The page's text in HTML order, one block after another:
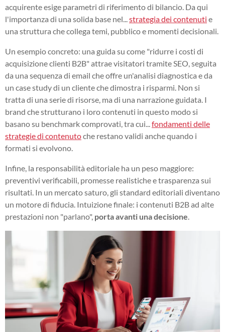
acquirente esige parametri di riferimento di bilancio. Da qui
l'importanza di una solida base nel... strategia dei contenuti e
una struttura che collega temi, pubblico e momenti decisionali.
Un esempio concreto: una guida su come "ridurre i costi di
acquisizione clienti B2B" attrae visitatori tramite SEO, seguita
da una sequenza di email che offre un'analisi diagnostica e da
un case study di un cliente che dimostra i risparmi. Non si
tratta di una serie di risorse, ma di una narrazione guidata. I
brand che strutturano i loro contenuti in questo modo si
basano su benchmark comprovati, tra cui... fondamenti delle
strategie di contenutoche restano validi anche quando i
formati si evolvono.
Infine, la responsabilità editoriale ha un peso maggiore:
preventivi verificabili, promesse realistiche e trasparenza sui
risultati. In un mercato saturo, gli standard editoriali diventano
un motore di fiducia. Intuizione finale: i contenuti B2B ad alte
prestazioni non "parlano", porta avanti una decisione